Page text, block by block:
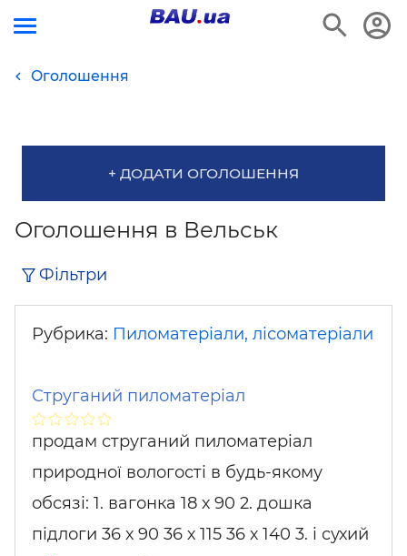
Оголошення
+ ДОДАТИ ОГОЛОШЕННЯ
Оголошення в Вельськ
Фільтри
Рубрика: Пиломатеріали, лісоматеріали
Струганий пиломатеріал
продам струганий пиломатеріал
природної вологості в будь-якому
обсязі: 1. вагонка 18 х 90 2. дошка
підлоги 36 х 90 36 х 115 36 х 140 3. і сухий